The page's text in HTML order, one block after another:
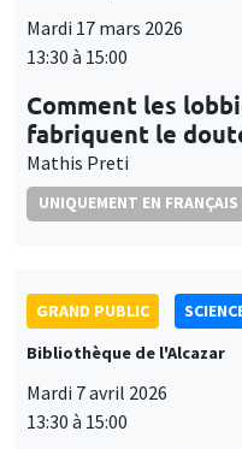
Mardi 17 mars 2026
13:30 à 15:00
Comment les
fabriquent le
Mathis Preti
UNIQUEMENT EN FRANÇAIS
GRAND PUBLIC
Bibliothèque de l'Alcazar
Mardi 7 avril 2026
13:30 à 15:00